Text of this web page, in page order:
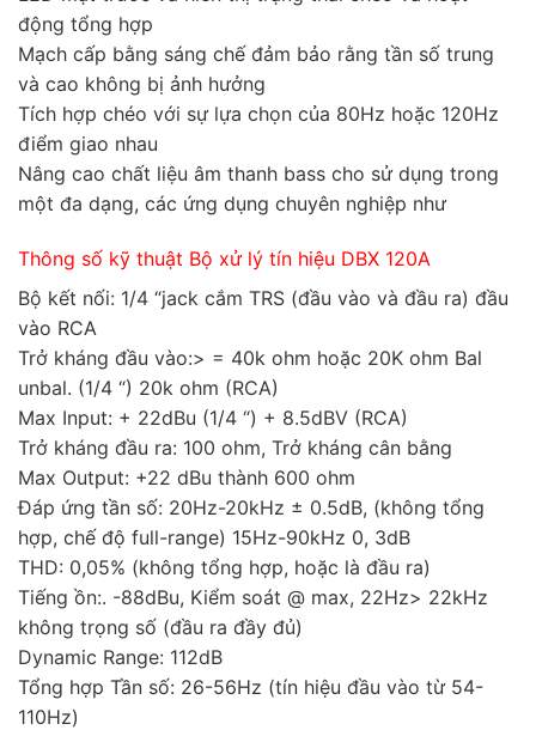
động tổng hợp
Mạch cấp bằng sáng chế đảm bảo rằng tần số trung
và cao không bị ảnh hưởng
Tích hợp chéo với sự lựa chọn của 80Hz hoặc 120Hz
điểm giao nhau
Nâng cao chất liệu âm thanh bass cho sử dụng trong
một đa dạng, các ứng dụng chuyên nghiệp như
Thông số kỹ thuật Bộ xử lý tín hiệu DBX 120A
Bộ kết nối: 1/4 “jack cắm TRS (đầu vào và đầu ra) đầu
vào RCA
Trở kháng đầu vào:> = 40k ohm hoặc 20K ohm Bal
unbal. (1/4 “) 20k ohm (RCA)
Max Input: + 22dBu (1/4 “) + 8.5dBV (RCA)
Trở kháng đầu ra: 100 ohm, Trở kháng cân bằng
Max Output: +22 dBu thành 600 ohm
Đáp ứng tần số: 20Hz-20kHz ± 0.5dB, (không tổng
hợp, chế độ full-range) 15Hz-90kHz 0, 3dB
THD: 0,05% (không tổng hợp, hoặc là đầu ra)
Tiếng ồn:. -88dBu, Kiểm soát @ max, 22Hz> 22kHz
không trọng số (đầu ra đầy đủ)
Dynamic Range: 112dB
Tổng hợp Tần số: 26-56Hz (tín hiệu đầu vào từ 54-
110Hz)